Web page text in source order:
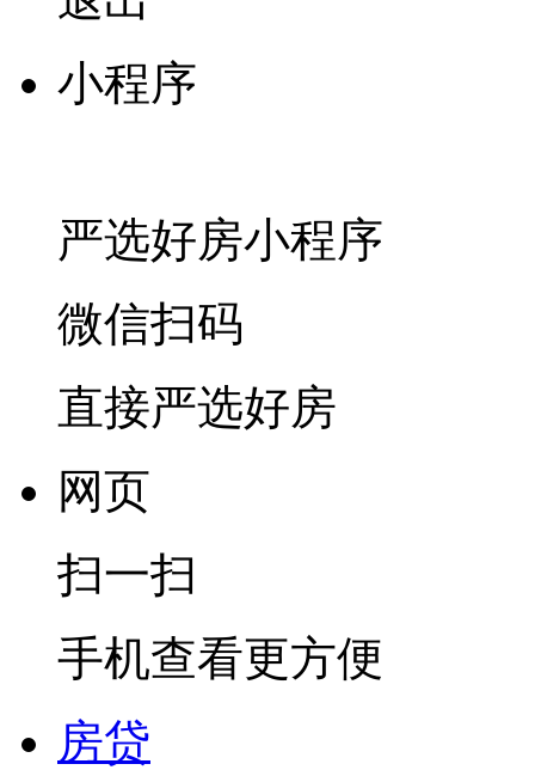
小程序
严选好房小程序
微信扫码
直接严选好房
网页
扫一扫
手机查看更方便
房贷